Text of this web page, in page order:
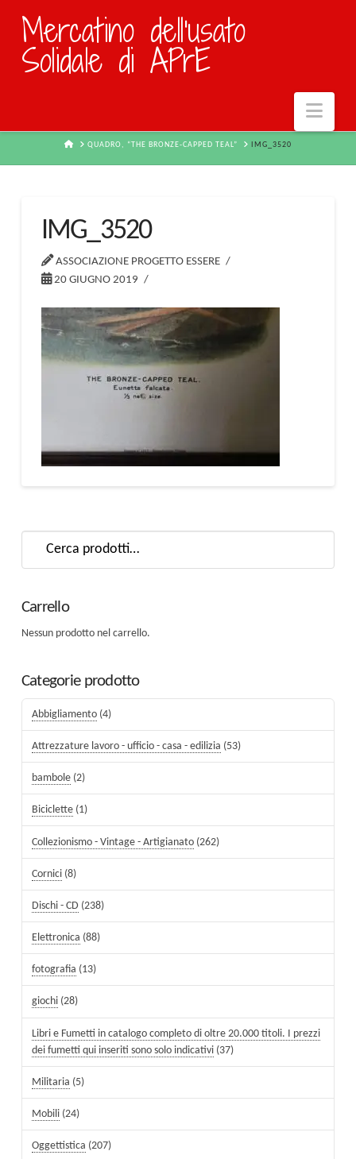
Mercatino dell'usato
Solidale di APrE
HOMEQUADRO, “THE BRONZE-CAPPED TEAL” IMG_3520
IMG_3520
ASSOCIAZIONE PROGETTO ESSERE
20 GIUGNO 2019
Carrello
Nessun prodotto nel carrello.
Categorie prodotto
Abbigliamento (4)
Attrezzature lavoro - ufficio - casa - edilizia (53)
bambole (2)
Biciclette (1)
Collezionismo - Vintage - Artigianato (262)
Cornici (8)
Dischi - CD (238)
Elettronica (88)
fotografia (13)
giochi (28)
Libri e Fumetti in catalogo completo di oltre 20.000 titoli. I prezzi
dei fumetti qui inseriti sono solo indicativi (37)
Militaria (5)
Mobili (24)
Oggettistica (207)